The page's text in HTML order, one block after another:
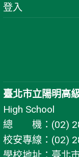
登入
臺北市立陽明高
High School
總 機：(02)
校安專線：(02)